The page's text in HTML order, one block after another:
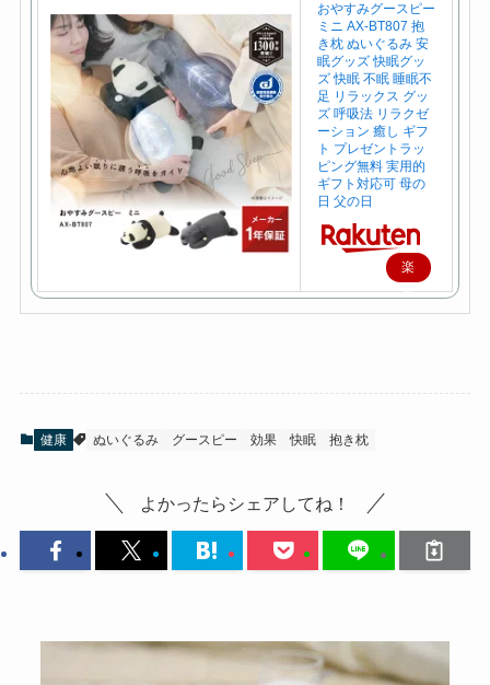
おやすみグースピー
ミニ AX-BT807 抱
き枕 ぬいぐるみ 安
眠グッズ 快眠グッ
ズ 快眠 不眠 睡眠不
足 リラックス グッ
ズ 呼吸法 リラクゼ
ーション 癒し ギフ
ト プレゼントラッ
ピング無料 実用的
ギフト対応可 母の
日 父の日
楽
天
健康 ぬいぐるみ グースピー 効果 快眠 抱き枕
よかったらシェアしてね！